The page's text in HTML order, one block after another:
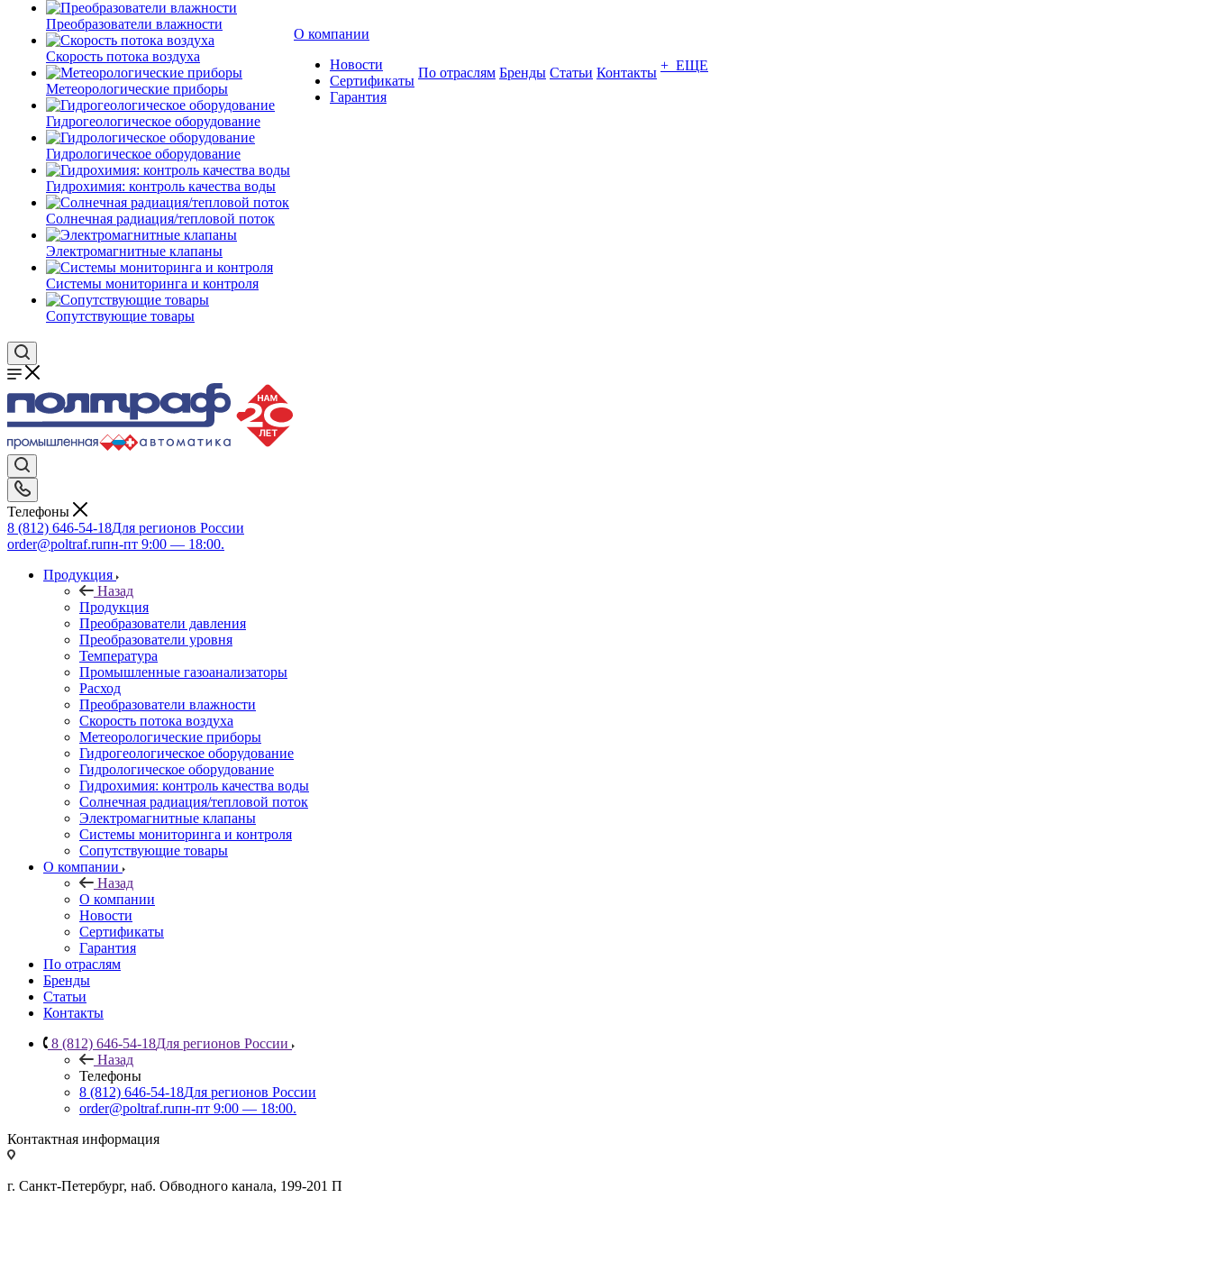
Преобразователи влажности
Скорость потока воздуха
Метеорологические приборы
Гидрогеологическое оборудование
Гидрологическое оборудование
Гидрохимия: контроль качества воды
Солнечная радиация/тепловой поток
Электромагнитные клапаны
Системы мониторинга и контроля
Сопутствующие товары
О компании
Новости
Сертификаты
Гарантия
По отраслям Бренды Статьи Контакты + ЕЩЕ
Телефоны
8 (812) 646-54-18Для регионов России
order@poltraf.ruпн-пт 9:00 — 18:00.
Продукция
Назад
Продукция
Преобразователи давления
Преобразователи уровня
Температура
Промышленные газоанализаторы
Расход
Преобразователи влажности
Скорость потока воздуха
Метеорологические приборы
Гидрогеологическое оборудование
Гидрологическое оборудование
Гидрохимия: контроль качества воды
Солнечная радиация/тепловой поток
Электромагнитные клапаны
Системы мониторинга и контроля
Сопутствующие товары
О компании
Назад
О компании
Новости
Сертификаты
Гарантия
По отраслям
Бренды
Статьи
Контакты
8 (812) 646-54-18Для регионов России
Назад
Телефоны
8 (812) 646-54-18Для регионов России
order@poltraf.ruпн-пт 9:00 — 18:00.
Контактная информация
г. Санкт-Петербург, наб. Обводного канала, 199-201 П